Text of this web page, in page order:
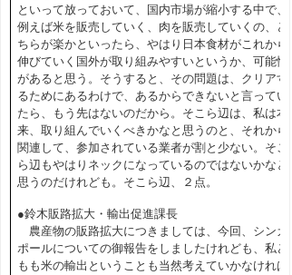
といって放っておいて、国内市場が縮小する中で、
例えば米を販売していく、肉を販売していくの、ど
ちらが楽かといったら、やはり日本食材がこれから
伸びていく国外が取り組みやすいというか、可能性
があると思う。そうすると、その問題は、クリアす
るためにあるわけで、あるからできないと言ってい
たら、もう先はないのだから。そこら辺は、私は本
来、取り組んでいくべきかなと思うのと、それから
関連して、参加されている業者が割と少ない。そこ
ら辺もやはりネックになっているのではないかなと
思うのだけれども。そこら辺、２点。
●鈴木販路拡大・輸出促進課長
農産物の販路拡大につきましては、今回、シンガ
ポールについての御報告をしましたけれども、私ど
もも米の輸出ということも当然考えていかなければ